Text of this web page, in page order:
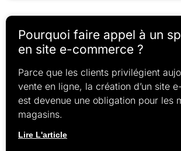
Pourquoi faire appel à un
en site e-commerce ?
Parce que les clients privilégient
vente en ligne, la création d’un site
est devenue une obligation pour les
magasins.
Lire L'article